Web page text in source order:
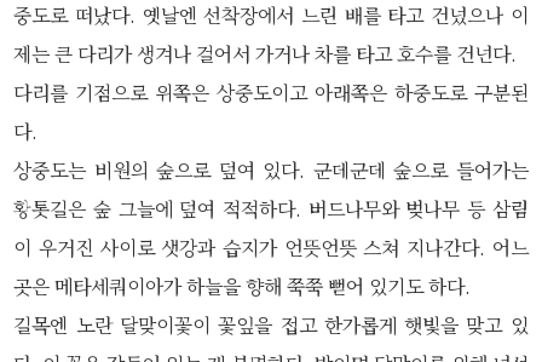
중도로 떠났다. 옛날엔 선착장에서 느린 배를 타고 건넜으나 이
제는 큰 다리가 생겨나 걸어서 가거나 차를 타고 호수를 건넌다.
다리를 기점으로 위쪽은 상중도이고 아래쪽은 하중도로 구분된
다.
상중도는 비원의 숲으로 덮여 있다. 군데군데 숲으로 들어가는
황톳길은 숲 그늘에 덮여 적적하다. 버드나무와 벚나무 등 삼림
이 우거진 사이로 샛강과 습지가 언뜻언뜻 스쳐 지나간다. 어느
곳은 메타세쿼이아가 하늘을 향해 쭉쭉 뻗어 있기도 하다.
길목엔 노란 달맞이꽃이 꽃잎을 접고 한가롭게 햇빛을 맞고 있